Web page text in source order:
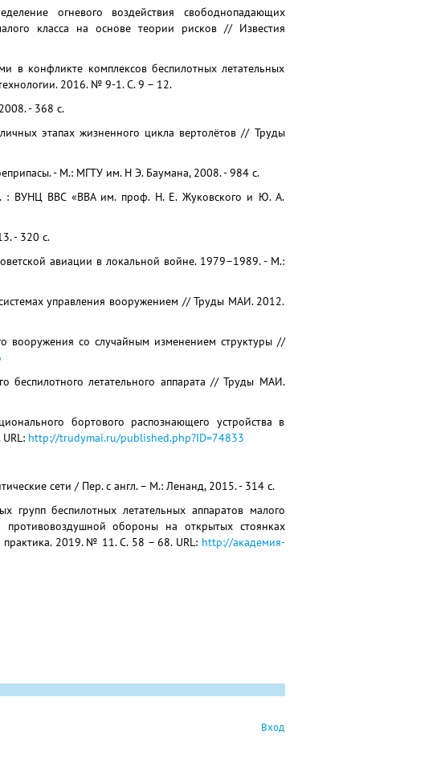
огневого воздействия свободнопадающих
класса на основе теории рисков // Известия
в конфликте комплексов беспилотных летательных
2016. № 9-1. С. 9 – 12.
- 368 с.
этапах жизненного цикла вертолётов // Труды
- М.: МГТУ им. Н Э. Баумана, 2008. - 984 с.
: ВУНЦ ВВС «ВВА им. проф. Н. Е. Жуковского и Ю. А.
- 320 с.
авиации в локальной войне. 1979–1989. - М.:
управления вооружением // Труды МАИ. 2012.
вооружения со случайным изменением структуры //
беспилотного летательного аппарата // Труды МАИ.
бортового распознающего устройства в
http://trudymai.ru/published.php?ID=74833
сети / Пер. с англ. – М.: Ленанд, 2015. - 314 с.
групп беспилотных летательных аппаратов малого
противовоздушной обороны на открытых стоянках
2019. № 11. С. 58 – 68. URL: http://академия-
Вход